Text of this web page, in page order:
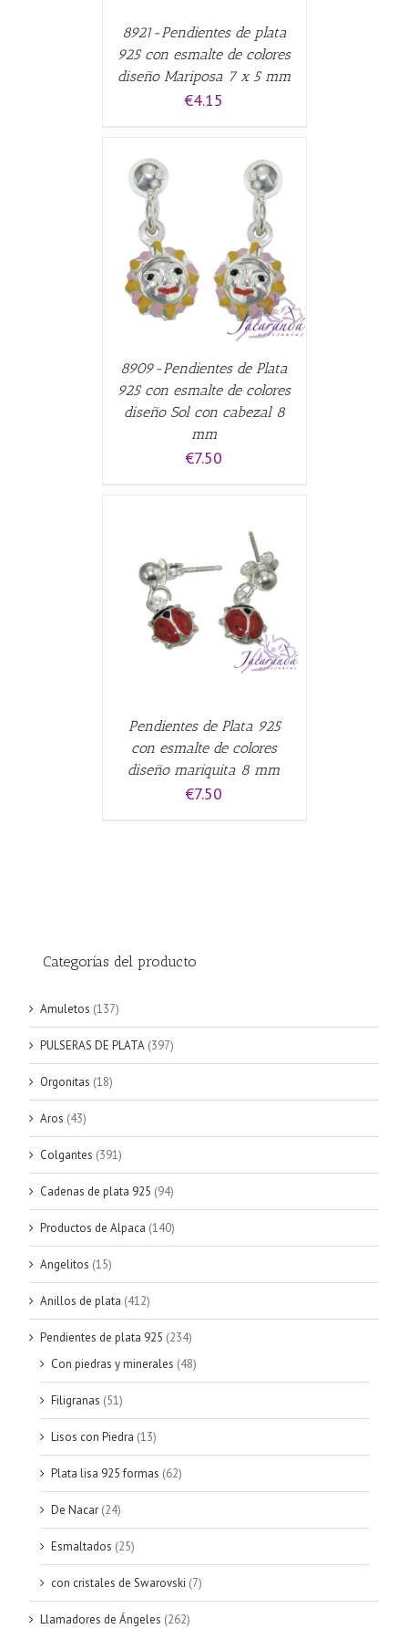
8921-Pendientes de plata
925 con esmalte de colores
diseño Mariposa 7 x 5 mm
€4.15
8909-Pendientes de Plata
925 con esmalte de colores
diseño Sol con cabezal 8
mm
€7.50
Pendientes de Plata 925
con esmalte de colores
diseño mariquita 8 mm
€7.50
Categorías del producto
Amuletos (137)
PULSERAS DE PLATA (397)
Orgonitas (18)
Aros (43)
Colgantes (391)
Cadenas de plata 925 (94)
Productos de Alpaca (140)
Angelitos (15)
Anillos de plata (412)
Pendientes de plata 925 (234)
Con piedras y minerales (48)
Filigranas (51)
Lisos con Piedra (13)
Plata lisa 925 formas (62)
De Nacar (24)
Esmaltados (25)
con cristales de Swarovski (7)
Llamadores de Ángeles (262)